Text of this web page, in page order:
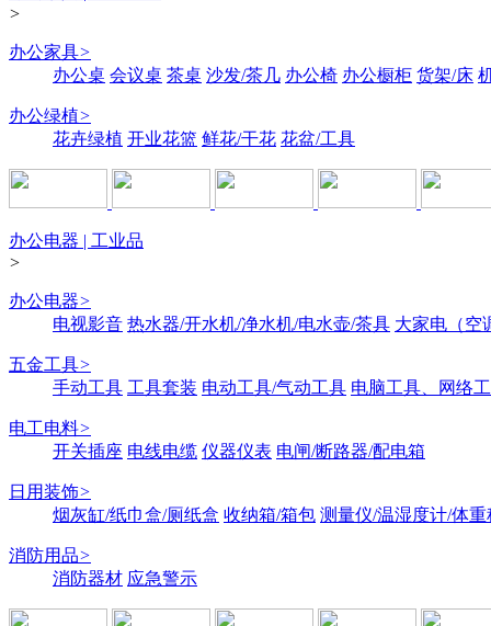
>
办公家具>
办公桌 会议桌 茶桌 沙发/茶几 办公椅 办公橱柜 货架/床
办公绿植>
花卉绿植 开业花篮 鲜花/干花 花盆/工具
办公电器 | 工业品
>
办公电器>
电视影音 热水器/开水机/净水机/电水壶/茶具 大家电（空
五金工具>
手动工具 工具套装 电动工具/气动工具 电脑工具、网络
电工电料>
开关插座 电线电缆 仪器仪表 电闸/断路器/配电箱
日用装饰>
烟灰缸/纸巾盒/厕纸盒 收纳箱/箱包 测量仪/温湿度计/体重
消防用品>
消防器材 应急警示